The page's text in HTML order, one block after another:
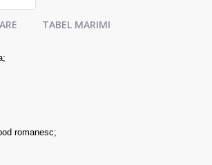
TABEL MARIMI
romanesc;